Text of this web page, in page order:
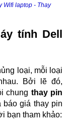
Wifi laptop - Thay
tính Dell
loại, mỗi loại
Bởi lẽ đó,
chung thay pin
giá thay pin
bạn tham khảo: